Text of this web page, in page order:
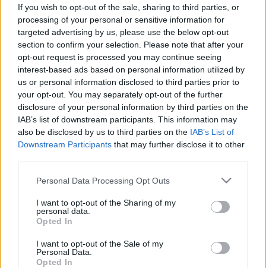
If you wish to opt-out of the sale, sharing to third parties, or
processing of your personal or sensitive information for
targeted advertising by us, please use the below opt-out
section to confirm your selection. Please note that after your
opt-out request is processed you may continue seeing
interest-based ads based on personal information utilized by
us or personal information disclosed to third parties prior to
your opt-out. You may separately opt-out of the further
disclosure of your personal information by third parties on the
IAB’s list of downstream participants. This information may
also be disclosed by us to third parties on the IAB’s List of
Downstream Participants that may further disclose it to other
Please note that this website/app uses one or more Google
not limited to your visit or usage behaviour. You may click to
grant or deny consent to Google and its third-party tags to
use your data for below specified purposes in below Google
consent section.
Personal Data Processing Opt Outs
I want to opt-out of the Sharing of my
personal data.
Opted In
I want to opt-out of the Sale of my
Personal Data.
Opted In
hónapokban?